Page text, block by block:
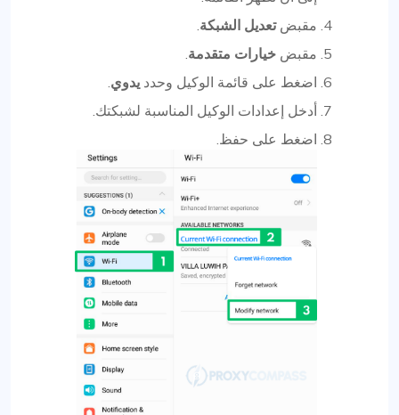
مقبضتعديل الشبكة
مقبض خيارات متقدمة
اضغط على قائمة الوكيل وحدد يدوي
أدخل إعدادات الوكيل المناسبة لشبكتك.
اضغط على حفظ.